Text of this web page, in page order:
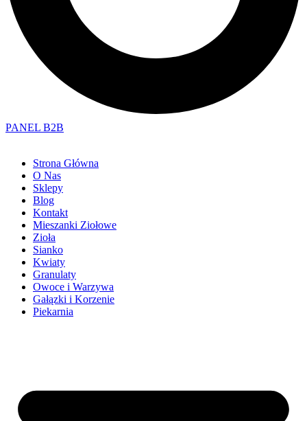
PANEL B2B
Strona Główna
O Nas
Sklepy
Blog
Kontakt
Mieszanki Ziołowe
Zioła
Sianko
Kwiaty
Granulaty
Owoce i Warzywa
Gałązki i Korzenie
Piekarnia